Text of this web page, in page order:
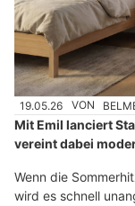
19.05.26 VON
Mit Emil lanciert
vereint dabei
Wenn die
wird es schnell